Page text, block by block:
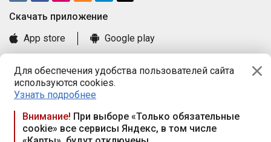
Для обеспечения удобства пользователей сайта
используются cookies.
Узнать подробнее
Внимание! При выборе «Только обязательные
cookie» все сервисы Яндекс, в том числе
Cкачать приложение
App store
Google play
Книга замечаний и предложений
Правила и документы
Praca.by © 2000—2026, ООО «ПРАЦА БАЙ»
Республика Беларусь, 220114, г. Минск, пр-т Независимости
117а, пом. № 9.